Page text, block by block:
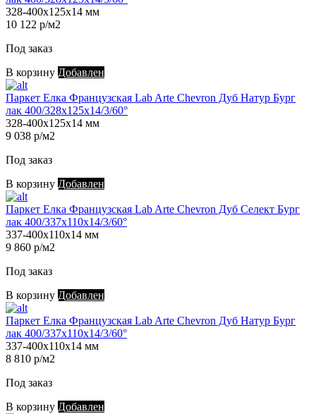
328-400х125х14 мм
10 122 р/м2
Под заказ
В корзину Добавлен
Паркет Елка Французская Lab Arte Chevron Дуб Натур Бург
лак 400/328х125х14/3/60°
328-400х125х14 мм
9 038 р/м2
Под заказ
В корзину Добавлен
Паркет Елка Французская Lab Arte Chevron Дуб Селект Бург
лак 400/337х110х14/3/60°
337-400х110х14 мм
9 860 р/м2
Под заказ
В корзину Добавлен
Паркет Елка Французская Lab Arte Chevron Дуб Натур Бург
лак 400/337х110х14/3/60°
337-400х110х14 мм
8 810 р/м2
Под заказ
В корзину Добавлен